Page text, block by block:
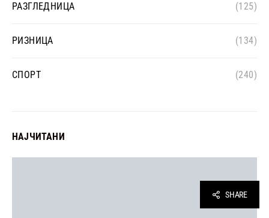
РАЗГЛЕДНИЦА (125)
РИЗНИЦА (134)
СПОРТ (240)
НАЈЧИТАНИ
SHARE